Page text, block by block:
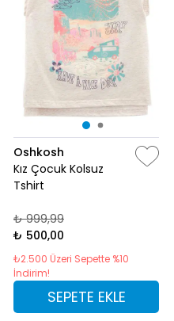
Oshkosh
Kız Çocuk Kolsuz
Tshirt
₺ 999,99
₺ 500,00
₺2.500 Üzeri Sepette %10
İndirim!
SEPETE EKLE